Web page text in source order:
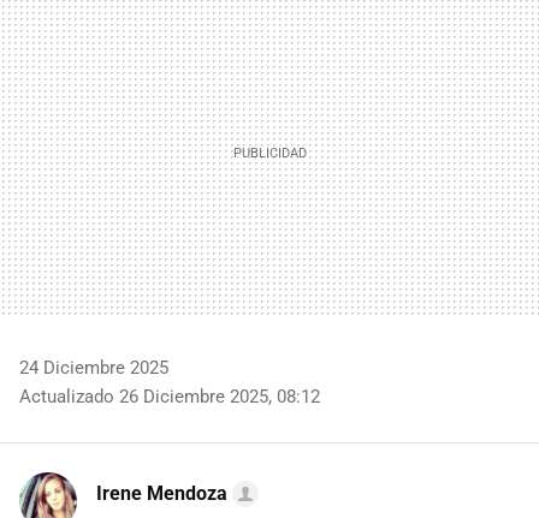
MAIL
24 Diciembre 2025
Actualizado 26 Diciembre 2025, 08:12
Irene Mendoza